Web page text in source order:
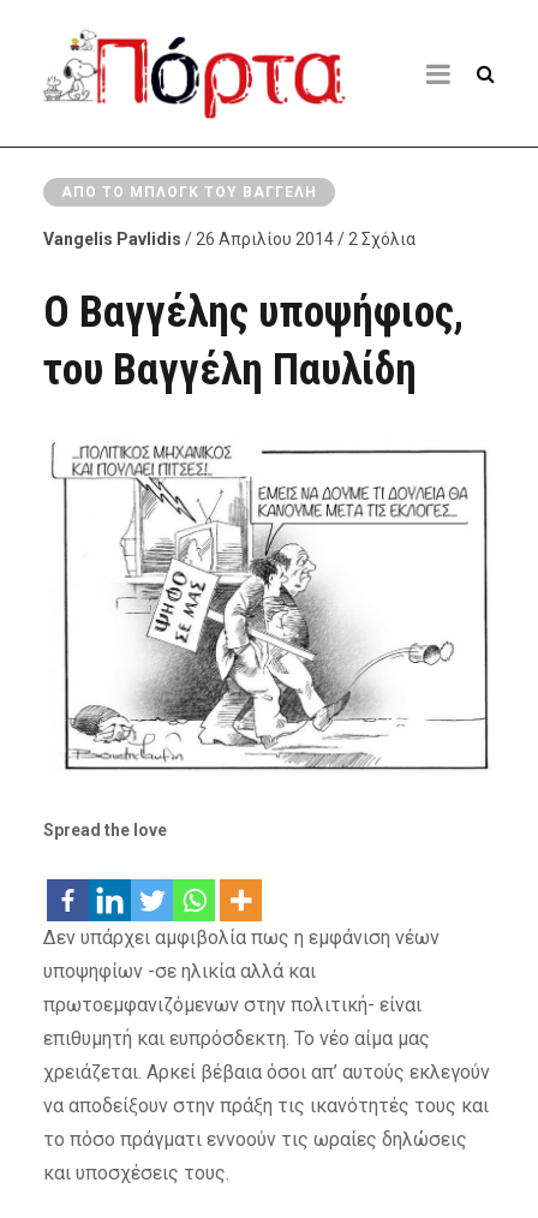
ΑΠΌ ΤΟ ΜΠΛΟΓΚ ΤΟΥ ΒΑΓΓΈΛΗ
Vangelis Pavlidis / 26 Απριλίου 2014 / 2 Σχόλια
Ο Βαγγέλης υποψήφιος,
του Βαγγέλη Παυλίδη
Spread the love
Δεν υπάρχει αμφιβολία πως η εμφάνιση νέων
υποψηφίων -σε ηλικία αλλά και
πρωτοεμφανιζόμενων στην πολιτική- είναι
επιθυμητή και ευπρόσδεκτη. Το νέο αίμα μας
χρειάζεται. Αρκεί βέβαια όσοι απ’ αυτούς εκλεγούν
να αποδείξουν στην πράξη τις ικανότητές τους και
το πόσο πράγματι εννοούν τις ωραίες δηλώσεις
και υποσχέσεις τους.